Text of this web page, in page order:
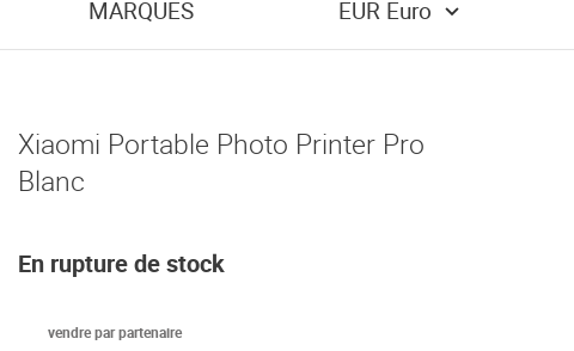
MARQUES EUR Euro
Xiaomi Portable Photo Printer Pro
Blanc
En rupture de stock
vendre par partenaire